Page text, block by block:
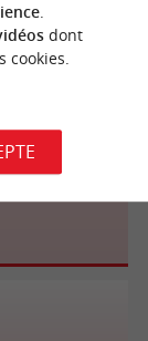
.
dont
cookies.